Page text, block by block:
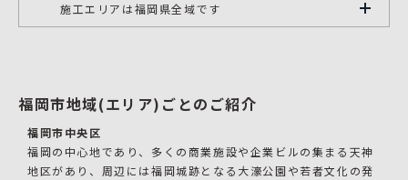
施工エリアは福岡県全域です
福岡市地域(エリア)ごとのご紹介
福岡市中央区
福岡の中心地であり、多くの商業施設や企業ビルの集まる天神
地区があり、周辺には福岡城跡となる大濠公園や若者文化の発